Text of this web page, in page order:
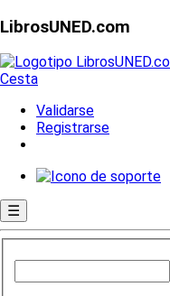
LibrosUNED.com
Cesta
Validarse
Registrarse
☰